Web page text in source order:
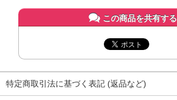
この商品を共有する
特定商取引法に基づく表記 (返品など)